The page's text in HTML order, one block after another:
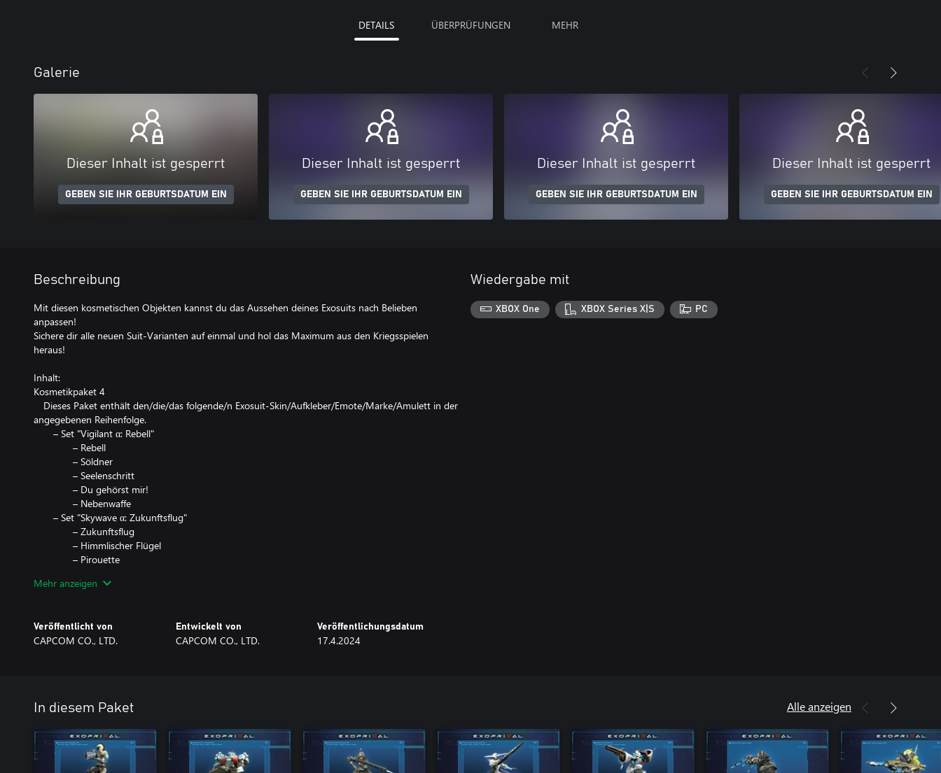
DETAILS ÜBERPRÜFUNGEN MEHR
Galerie
Dieser Inhalt ist gesperrt
GEBEN SIE IHR GEBURTSDATUM EIN
Dieser Inhalt ist gesperrt
GEBEN SIE IHR GEBURTSDATUM EIN
Dieser Inhalt ist gesperrt
GEBEN SIE IHR GEBURTSDATUM EIN
Dieser Inhalt ist gesperrt
GEBEN SIE IHR GEBURTSDATUM EIN
Beschreibung
Mit diesen kosmetischen Objekten kannst du das Aussehen deines Exosuits nach Belieben
anpassen!
Sichere dir alle neuen Suit-Varianten auf einmal und hol das Maximum aus den Kriegsspielen
heraus!
Inhalt:
Kosmetikpaket 4
Dieses Paket enthält den/die/das folgende/n Exosuit-Skin/Aufkleber/Emote/Marke/Amulett in der
angegebenen Reihenfolge.
– Set "Vigilant α: Rebell"
– Rebell
– Söldner
– Seelenschritt
– Du gehörst mir!
– Nebenwaffe
– Set "Skywave α: Zukunftsflug"
– Zukunftsflug
– Himmlischer Flügel
– Pirouette
– Düsenflieger
– Zinnroboter
– Der Roboter
– Furchtlos
– Kleeblatt-Sprung
– Sieg!
– Schwertkämpfer
– Set "Nimbus α: Kimen"
Mehr anzeigen
Veröffentlicht von
CAPCOM CO., LTD.
Entwickelt von
CAPCOM CO., LTD.
Veröffentlichungsdatum
17.4.2024
Wiedergabe mit
XBOX One XBOX Series X|S PC
In diesem Paket Alle anzeigen